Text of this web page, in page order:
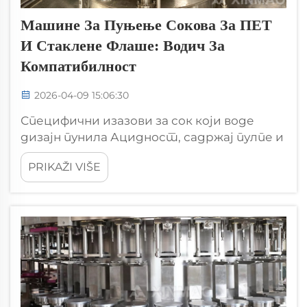
Машине За Пуњење Сокова За ПЕТ
И Стаклене Флаше: Водич За
Компатибилност
2026-04-09 15:06:30
Специфични изазови за сок који воде
дизајн пунила Ацидност, садржај пулпе и
топлотна осетљивост: како својства
сока диктују компатибилност
материјала и контролу процеса Ацидна
од рН 2,8 до 4,0, значи да је производња...
PRIKAŽI VIŠE